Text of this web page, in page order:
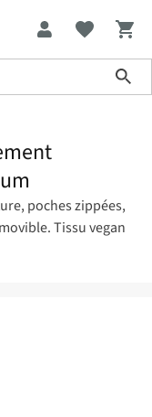
poches zippées,
Tissu vegan